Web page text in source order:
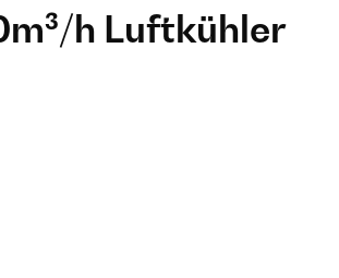
h Luftkühler